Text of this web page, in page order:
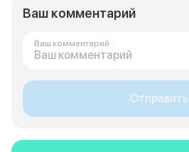
Ваш комментарий
Ваш комментарий
Отправить